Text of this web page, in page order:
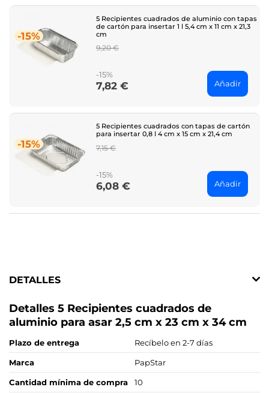
-15%
5 Recipientes cuadrados de aluminio con tapas
de cartón para insertar 1 l 5,4 cm x 11 cm x 21,3
cm
Regular
9,20 €
-15%
Price
7,82 € Añadir
-15%
5 Recipientes cuadrados con tapas de cartón
para insertar 0,8 l 4 cm x 15 cm x 21,4 cm
Regular
7,15 €
-15%
Price
6,08 € Añadir
DETALLES
Detalles 5 Recipientes cuadrados de
aluminio para asar 2,5 cm x 23 cm x 34 cm
Plazo de entrega Recíbelo en 2-7 días
Marca PapStar
Cantidad mínima de compra 10